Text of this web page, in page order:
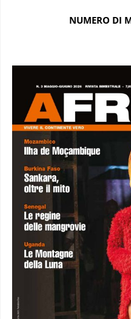
NUMERO DI